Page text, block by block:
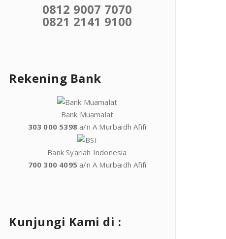
0812 9007 7070
0821 2141 9100
Rekening Bank
Bank Muamalat
303 000 5398 a/n A Murbaidh Afifi
Bank Syariah Indonesia
700 300 4095 a/n A Murbaidh Afifi
Kunjungi Kami di :